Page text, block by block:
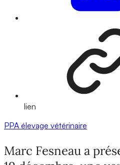
lien
PPA élevage vétérinaire
Marc Fesneau a